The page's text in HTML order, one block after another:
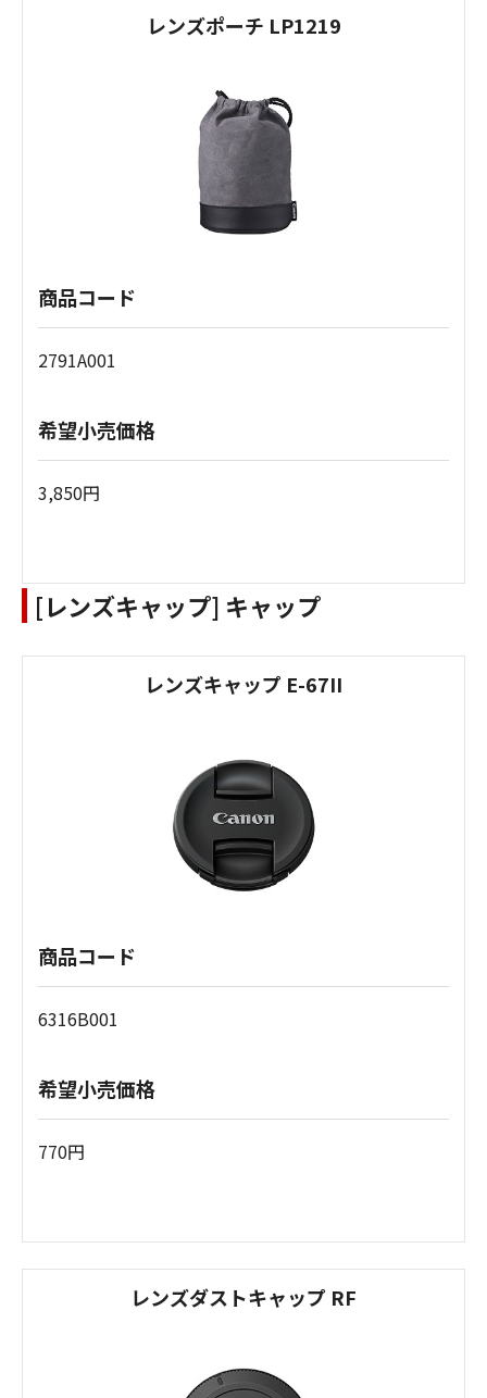
レンズポーチ LP1219
商品コード
2791A001
希望小売価格
3,850円
[レンズキャップ] キャップ
レンズキャップ E-67II
商品コード
6316B001
希望小売価格
770円
レンズダストキャップ RF